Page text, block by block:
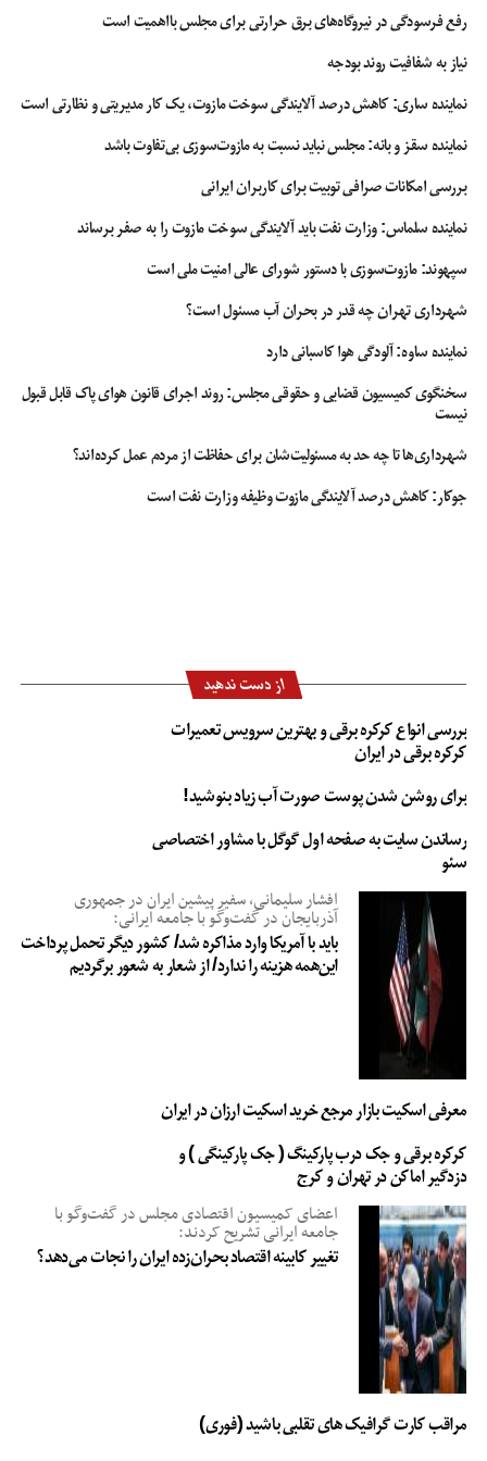
اینکه مانع از اصلاحات جزیی و موثر در این فضا می‌شود نتیجه دیگری در بر‌ندارد.
بودجه فضای مجازی شبکه های اجتماعی عباس عبدی فضای مجازی
رفع فرسودگی در نیروگاه‌های برق حرارتی برای مجلس بااهمیت است
نیاز به شفافیت روند بودجه
نماینده ساری: کاهش درصد آلایندگی سوخت مازوت، یک کار مدیریتی و نظارتی است
نماینده سقز و بانه: مجلس نباید نسبت به مازوت‌سوزی بی‌تفاوت باشد
بررسی امکانات صرافی توبیت برای کاربران ایرانی
نماینده سلماس: وزارت نفت باید آلایندگی سوخت مازوت را به صفر برساند
سپهوند:‌ مازوت‌سوزی با دستور شورای عالی امنیت ملی است
شهرداری تهران چه قدر در بحران آب مسئول است؟
نماینده ساوه: آلودگی هوا کاسبانی دارد
سخنگوی کمیسیون قضایی و حقوقی مجلس: روند اجرای قانون هوای پاک قابل قبول
نیست
شهرداری‌ها تا چه حد به مسئولیت‌شان برای حفاظت از مردم عمل کرده‌اند؟
جوکار: کاهش درصد آلایندگی مازوت وظیفه وزارت نفت است
از دست ندهید
بررسی انواع کرکره برقی و بهترین سرویس تعمیرات
کرکره برقی در ایران
برای روشن شدن پوست صورت آب زیاد بنوشید!
رساندن سایت به صفحه اول گوگل با مشاور اختصاصی
سئو
افشار سلیمانی، سفیر پیشین ایران در جمهوری
آذربایجان در گفت‌وگو با جامعه ایرانی:
باید با آمریکا وارد مذاکره شد/ کشور دیگر تحمل پرداخت
این‌همه هزینه را ندارد/ از شعار به شعور برگردیم
معرفی اسکیت بازار مرجع خرید اسکیت ارزان در ایران
کرکره برقی و جک درب پارکینگ ( جک پارکینگی ) و
دزدگیر اماکن در تهران و کرج
اعضای کمیسیون اقتصادی مجلس در گفت‌وگو با
جامعه ایرانی تشریح کردند:
تغییر کابینه اقتصاد بحران‌زده ایران را نجات می‌دهد؟
مراقب کارت گرافیک های تقلبی باشید (فوری)